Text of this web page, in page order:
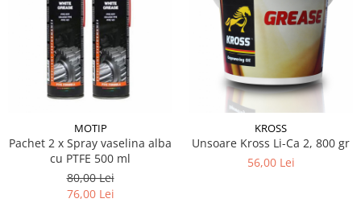
MOTIP
Pachet 2 x Spray vaselina alba
cu PTFE 500 ml
80,00 Lei
76,00 Lei
KROSS
Unsoare Kross Li-Ca 2, 800 gr
56,00 Lei